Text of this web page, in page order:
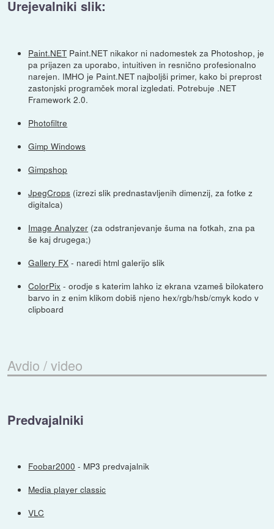
Urejevalniki slik:
Paint.NET Paint.NET nikakor ni nadomestek za Photoshop, je
pa prijazen za uporabo, intuitiven in resnično profesionalno
narejen. IMHO je Paint.NET najboljši primer, kako bi preprost
zastonjski programček moral izgledati. Potrebuje .NET
Framework 2.0.
Photofiltre
Gimp Windows
Gimpshop
JpegCrops (izrezi slik prednastavljenih dimenzij, za fotke z
digitalca)
Image Analyzer (za odstranjevanje šuma na fotkah, zna pa
še kaj drugega;)
Gallery FX - naredi html galerijo slik
ColorPix - orodje s katerim lahko iz ekrana vzameš bilokatero
barvo in z enim klikom dobiš njeno hex/rgb/hsb/cmyk kodo v
clipboard
Avdio / video
Predvajalniki
Foobar2000 - MP3 predvajalnik
Media player classic
VLC